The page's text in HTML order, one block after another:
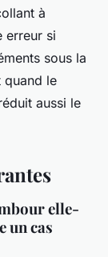
à
erreur si
sous la
quand le
aussi le
elle-
un cas